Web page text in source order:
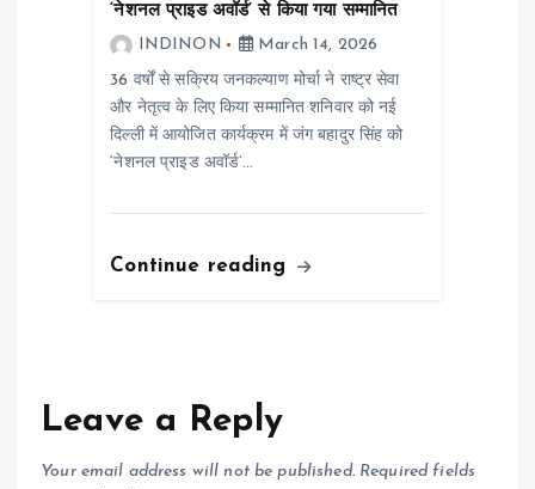
‘नेशनल प्राइड अवॉर्ड’ से किया गया सम्मानित
INDINON
March 14, 2026
36 वर्षों से सक्रिय जनकल्याण मोर्चा ने राष्ट्र सेवा
और नेतृत्व के लिए किया सम्मानित शनिवार को नई
दिल्ली में आयोजित कार्यक्रम में जंग बहादुर सिंह को
‘नेशनल प्राइड अवॉर्ड’…
Continue reading
Leave a Reply
Your email address will not be published. Required fields